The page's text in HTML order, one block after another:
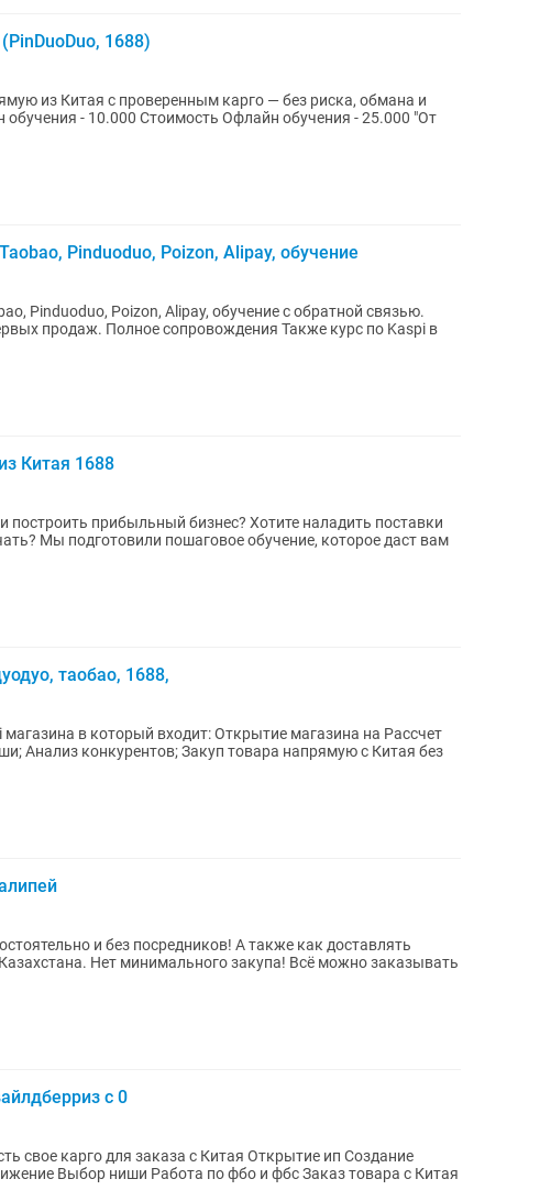
1688)
из Китая с проверенным карго — без риска, обмана и
Pinduoduo, Poizon, Alipay, обучение
Pinduoduo, Poizon, Alipay, обучение с обратной связью.
Полное сопровождения Также курс по Kaspi в
Китая 1688
бизнес? Хотите наладить поставки
Мы подготовили пошаговое обучение, которое даст вам
таобао, 1688,
входит: Открытие магазина на Рассчет
без посредников! А также как доставлять
Нет минимального закупа! Всё можно заказывать
с 0
ниши Работа по фбо и фбс Заказ товара с Китая